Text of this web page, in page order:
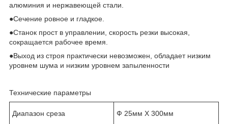
алюминия и нержавеющей стали.
●Сечение ровное и гладкое.
●Станок прост в управлении, скорость резки высокая,
сокращается рабочее время.
●Выход из строя практически невозможен, обладает низким
уровнем шума и низким уровнем запыленности
Технические параметры
Диапазон среза Ф 25мм Х 300мм